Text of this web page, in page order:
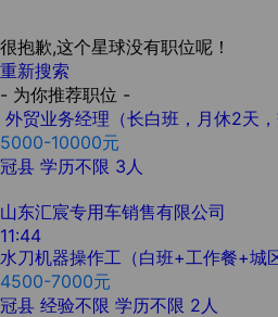
很抱歉,这个星球没有职位呢！
重新搜索
- 为你推荐职位 -
外贸业务经理（长白班，月休2天，
5000-10000元
冠县 学历不限 3人
山东汇宸专用车销售有限公司
11:44
水刀机器操作工（白班+工作餐+城
4500-7000元
冠县 经验不限 学历不限 2人